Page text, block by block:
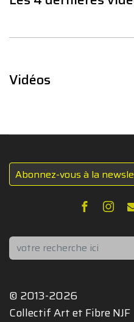
Vidéos
Abonnez-vous à la
Rechercher
© 2013-2026
Collectif Art et Fibre NJF